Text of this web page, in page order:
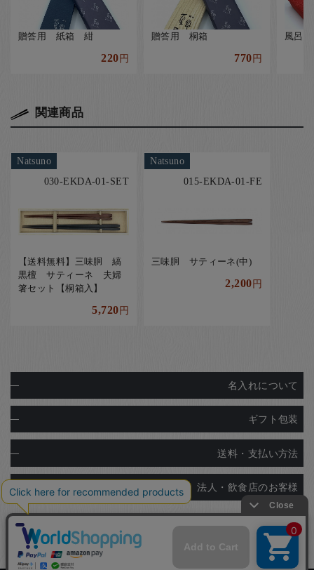
贈答用 紙箱 紺
220円
贈答用 桐箱
770円
風呂
関連商品
Natsuno
030-EKDA-01-SET
【送料無料】三味胴 縞
黒檀 サティーネ 夫婦
箸セット【桐箱入】
5,720円
Natsuno
015-EKDA-01-FE
三味胴 サティーネ(中)
2,200円
名入れについて
ギフト包装
送料・支払い方法
法人・飲食店のお客様